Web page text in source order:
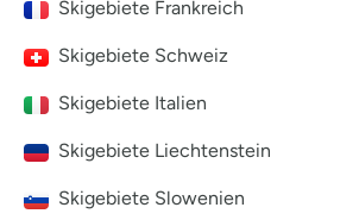
Skigebiete Frankreich
Skigebiete Schweiz
Skigebiete Italien
Skigebiete Liechtenstein
Skigebiete Slowenien